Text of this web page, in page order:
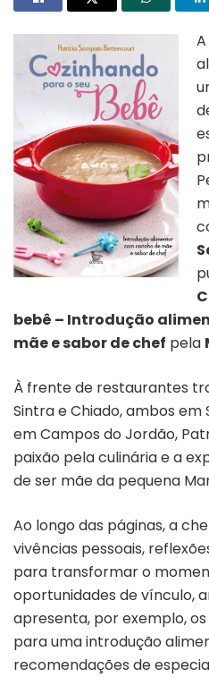
bebê – Introdução
mãe e sabor de chef pela
À frente de restaurantes
Sintra e Chiado, ambos em
em Campos do Jordão,
paixão pela culinária e a
de ser mãe da pequena
Ao longo das páginas, a
vivências pessoais,
para transformar o
oportunidades de vínculo,
apresenta, por exemplo,
para uma introdução
recomendações de